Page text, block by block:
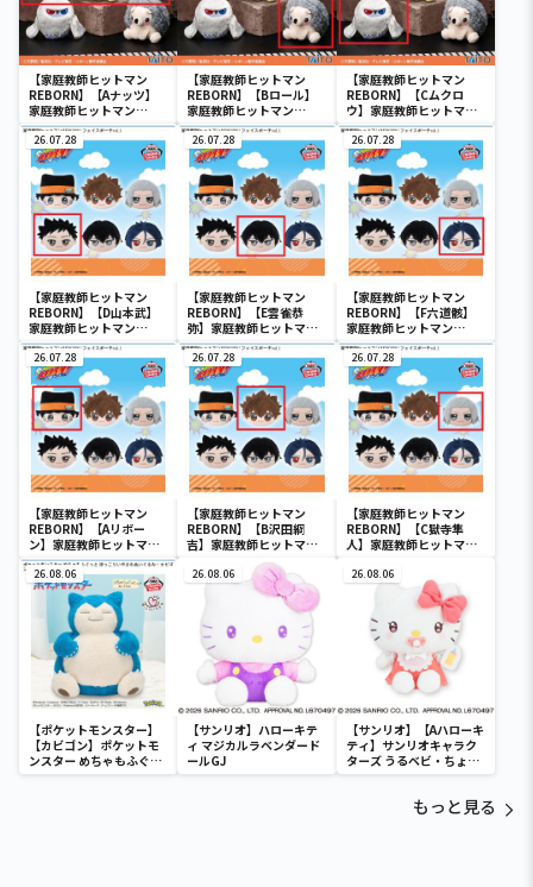
【家庭教師ヒットマン
REBORN】【Aナッツ】
家庭教師ヒットマン
REBORN! 匣アニマル ぬ
いぐるみマスコット
【家庭教師ヒットマン
REBORN】【Bロール】
家庭教師ヒットマン
REBORN! 匣アニマル ぬ
いぐるみマスコット
【家庭教師ヒットマン
REBORN】【Cムクロ
ウ】家庭教師ヒットマン
REBORN! 匣アニマル ぬ
いぐるみマスコット
26.07.28
【家庭教師ヒットマン
REBORN】【D山本武】
家庭教師ヒットマン
REBORN! フェイスポーチ
vol.1
26.07.28
【家庭教師ヒットマン
REBORN】【E雲雀恭
弥】家庭教師ヒットマン
REBORN! フェイスポーチ
vol.1
26.07.28
【家庭教師ヒットマン
REBORN】【F六道骸】
家庭教師ヒットマン
REBORN! フェイスポーチ
vol.1
26.07.28
【家庭教師ヒットマン
REBORN】【Aリボー
ン】家庭教師ヒットマン
REBORN! フェイスポーチ
vol.1
26.07.28
【家庭教師ヒットマン
REBORN】【B沢田綱
吉】家庭教師ヒットマン
REBORN! フェイスポーチ
vol.1
26.07.28
【家庭教師ヒットマン
REBORN】【C獄寺隼
人】家庭教師ヒットマン
vol.1
26.08.06
【ポケットモンスター】
【カビゴン】ポケットモ
ンスター めちゃもふぐっ
と ほっこりいやされぬい
26.08.06
【サンリオ】ハローキテ
ィ マジカルラベンダード
ールGJ
26.08.06
【サンリオ】【Aハローキ
ティ】サンリオキャラク
ターズ うるベビ・ちょい
デカドール
もっと見る